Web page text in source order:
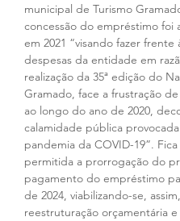
municipal de Turismo
concessão do empréstimo foi
em 2021 “visando fazer frente
despesas da entidade em
realização da 35ª edição do
Gramado, face a frustração
ao longo do ano de 2020,
calamidade pública
pandemia da COVID-19”. Fica
permitida a prorrogação do
pagamento do empréstimo
de 2024, viabilizando-se,
reestruturação orçamentária